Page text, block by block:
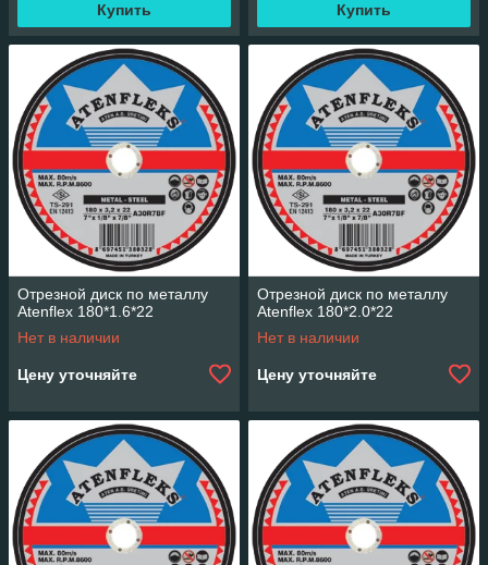
Купить Купить
Отрезной диск по металлу
Atenflex 180*1.6*22
Нет в наличии
Цену уточняйте
Отрезной диск по металлу
Atenflex 180*2.0*22
Нет в наличии
Цену уточняйте